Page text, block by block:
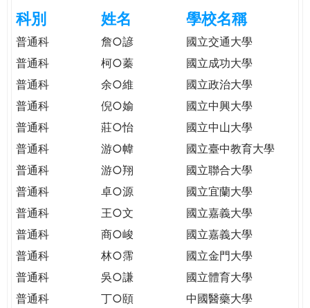
格。
民。
WAGOR
e
r
e
科別 姓名 學校名稱
普通科 詹○諺
國立交通大學
普通科
柯○蓁
國立成功大學
普通科
余○維
國立政治大學
普通科
倪○媮
國立中興大學
普通科
莊○怡
國立中山大學
普通科
游○幃
國立臺中教育大學
普通科
游○翔
國立聯合大學
普通科
卓○源
國立宜蘭大學
普通科
王○文
國立嘉義大學
普通科
商○峻
國立嘉義大學
普通科
林○霈
國立金門大學
普通科
吳○謙
國立體育大學
普通科
丁○頤
中國醫藥大學